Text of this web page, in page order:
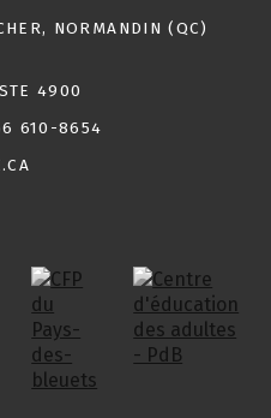
NORMANDIN (QC)
4900
610-8654